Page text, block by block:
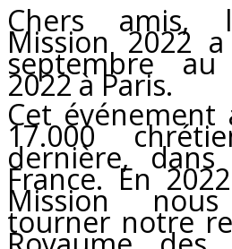
Chers amis,
Mission 2022
septembre
2022 à Paris.
Cet événement
17.000
dernière,
France. En
Mission
tourner notre